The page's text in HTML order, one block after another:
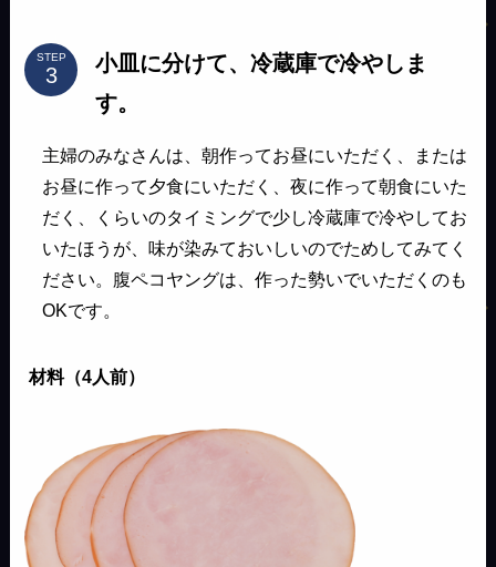
STEP
小皿に分けて、冷蔵庫で冷やしま
す。
主婦のみなさんは、朝作ってお昼にいただく、または
お昼に作って夕食にいただく、夜に作って朝食にいた
だく、くらいのタイミングで少し冷蔵庫で冷やしてお
いたほうが、味が染みておいしいのでためしてみてく
ださい。腹ペコヤングは、作った勢いでいただくのも
OKです。
材料（4人前）